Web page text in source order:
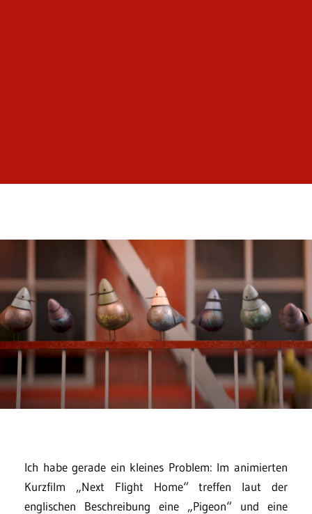
Ich habe gerade ein kleines Problem: Im animierten
Kurzfilm „Next Flight Home“ treffen laut der
englischen Beschreibung eine „Pigeon“ und eine